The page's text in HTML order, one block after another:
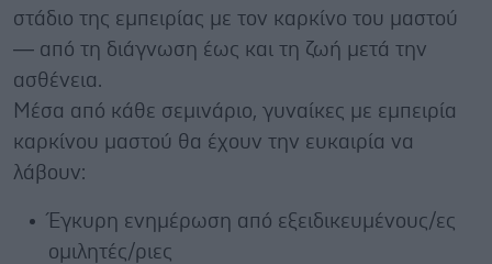
στάδιο της εμπειρίας με τον καρκίνο του μαστού
— από τη διάγνωση έως και τη ζωή μετά την
ασθένεια.
Μέσα από κάθε σεμινάριο, γυναίκες με εμπειρία
καρκίνου μαστού θα έχουν την ευκαιρία να
λάβουν:
Έγκυρη ενημέρωση από εξειδικευμένους/ες
ομιλητές/ριες